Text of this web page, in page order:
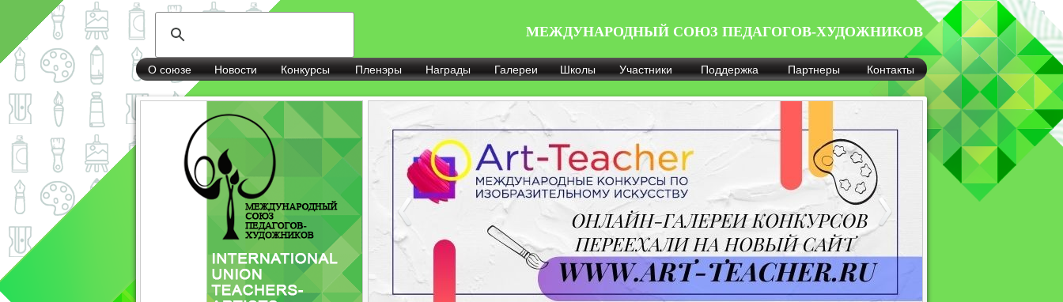
МЕЖДУНАРОДНЫЙ СОЮЗ ПЕДАГОГОВ-ХУДОЖНИКОВ
О союзе Новости Конкурсы Пленэры Награды Галереи Школы Участники Поддержка Партнеры Контакты